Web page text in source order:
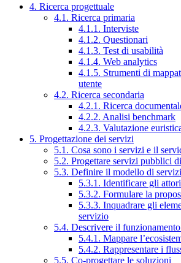
4. Ricerca progettuale
4.1. Ricerca primaria
4.1.1. Interviste
4.1.2. Questionari
4.1.3. Test di usabilità
4.1.4. Web analytics
4.1.5. Strumenti di
utente
4.2. Ricerca secondaria
4.2.1. Ricerca
4.2.2. Analisi benchmark
4.2.3. Valutazione
5. Progettazione dei servizi
5.1. Cosa sono i servizi e il
5.2. Progettare servizi pubblici
5.3. Definire il modello di
5.3.1. Identificare gli
5.3.2. Formulare la
5.3.3. Inquadrare gli
servizio
5.4. Descrivere il
5.4.1. Mappare
5.4.2. Rappresentare i
5.5. Co-progettare le soluzioni